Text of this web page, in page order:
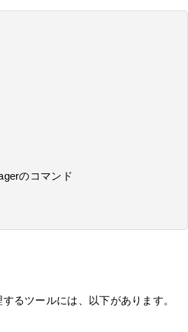
のコマンド
るツールには、以下があります。